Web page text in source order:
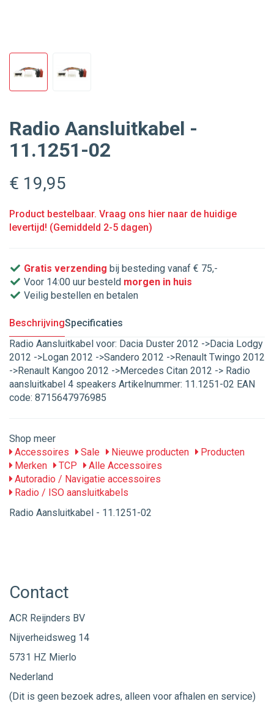
Radio Aansluitkabel -
11.1251-02
€ 19,95
Product bestelbaar. Vraag ons hier naar de huidige
levertijd! (Gemiddeld 2-5 dagen)
Gratis verzending bij besteding vanaf € 75,-
Voor 14:00 uur besteld morgen in huis
Veilig bestellen en betalen
BeschrijvingSpecificaties
Radio Aansluitkabel voor: Dacia Duster 2012 ->Dacia Lodgy
2012 ->Logan 2012 ->Sandero 2012 ->Renault Twingo 2012
->Renault Kangoo 2012 ->Mercedes Citan 2012 -> Radio
aansluitkabel 4 speakers Artikelnummer: 11.1251-02 EAN
code: 8715647976985
Shop meer
Accessoires
Sale Nieuwe producten
Producten
Merken
TCP
Alle Accessoires
Autoradio / Navigatie accessoires
Radio / ISO aansluitkabels
Radio Aansluitkabel - 11.1251-02
Contact
ACR Reijnders BV
Nijverheidsweg 14
5731 HZ Mierlo
Nederland
(Dit is geen bezoek adres, alleen voor afhalen en service)